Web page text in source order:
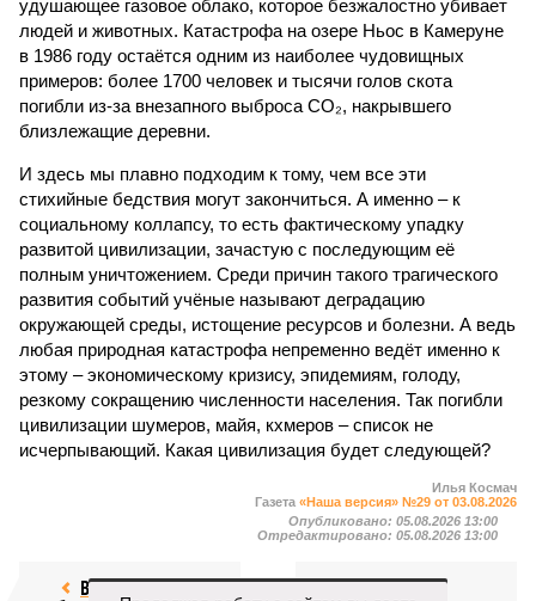
удушающее газовое облако, которое безжалостно убивает
людей и животных. Катастрофа на озере Ньос в Камеруне
в 1986 году остаётся одним из наиболее чудовищных
примеров: более 1700 человек и тысячи голов скота
погибли из-за внезапного выброса CO₂, накрывшего
близлежащие деревни.
И здесь мы плавно подходим к тому, чем все эти
стихийные бедствия могут закончиться. А именно – к
социальному коллапсу, то есть фактическому упадку
развитой цивилизации, зачастую с последующим её
полным уничтожением. Среди причин такого трагического
развития событий учёные называют деградацию
окружающей среды, истощение ресурсов и болезни. А ведь
любая природная катастрофа непременно ведёт именно к
этому – экономическому кризису, эпидемиям, голоду,
резкому сокращению численности населения. Так погибли
цивилизации шумеров, майя, кхмеров – список не
исчерпывающий. Какая цивилизация будет следующей?
Илья Космач
Газета «Наша версия» №29 от 03.08.2026
Опубликовано: 05.08.2026 13:00
Отредактировано: 05.08.2026 13:00
Возраст Инфантино